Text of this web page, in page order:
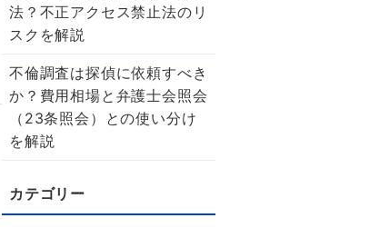
法？不正アクセス禁止法のリ
スクを解説
不倫調査は探偵に依頼すべき
か？費用相場と弁護士会照会
（23条照会）との使い分け
を解説